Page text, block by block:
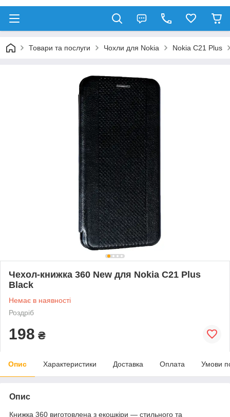
Товари та послуги Чохли для Nokia Nokia C21 Plus
Чехол-книжка 360 New для Nokia C21 Plus
Black
Немає в наявності
Роздріб
198 ₴
Опис Характеристики Доставка Оплата Умови
Опис
Книжка 360 виготовлена з екошкіри — стильного та